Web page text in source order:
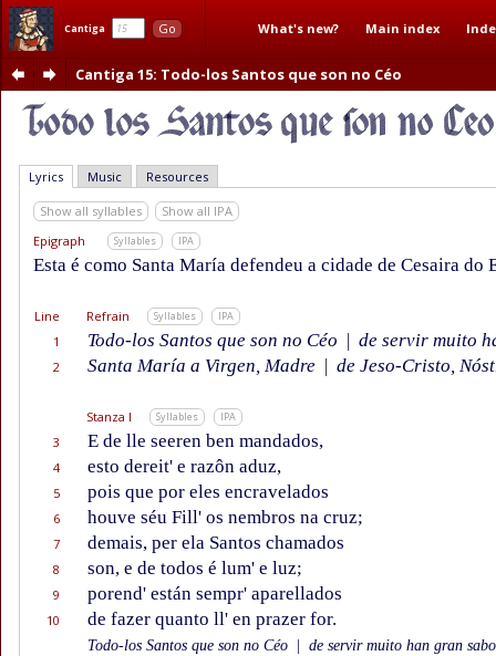
Cantiga Go What's new? Main index
Cantiga 15: Todo-los Santos que son no Céo
Lyrics Music Resources
Show all syllables
Show all IPA
Epigraph
Syllables IPA
Esta é como Santa María defendeu a cidade de Cesaira do
Line Refrain Syllables IPA
1 Todo-los Santos que son no Céo | de servir muito
2 Santa María a Virgen, Madre | de Jeso-Cristo,
Stanza I Syllables IPA
3 E de lle seeren ben mandados,
4 esto dereit' e razôn aduz,
5 pois que por eles encravelados
6 houve séu Fill' os nembros na cruz;
7 demais, per ela Santos chamados
8 son, e de todos é lum' e luz;
9 porend' están sempr' aparellados
10 de fazer quanto ll' en prazer for.
Todo-los Santos que son no Céo de servir muito han gran